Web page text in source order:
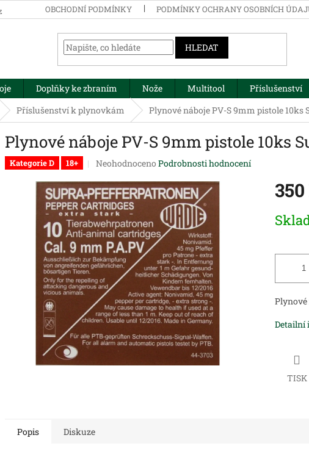
OBCHODNÍ PODMÍNKY PODMÍNKY OCHRANY OSOBNÍCH
HLEDAT
Doplňky ke zbraním Nože Multitool Příslušenství
Příslušenství k plynovkám Plynové náboje PV-S 9mm pistole 10ks
Plynové náboje PV-S 9mm pistole 10ks
Kategorie D 18+
Průměrné
produktu
je
0,0
z
5
hvězdiček.
Neohodnoceno Podrobnosti hodnocení
cena:
Plynové
Detailní
TISK
Popis Diskuze